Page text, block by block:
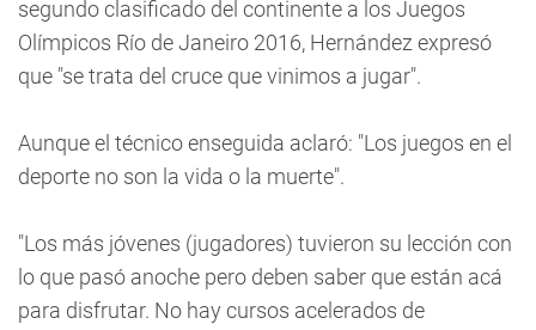
segundo clasificado del continente a los Juegos
Olímpicos Río de Janeiro 2016, Hernández expresó
que "se trata del cruce que vinimos a jugar".
Aunque el técnico enseguida aclaró: "Los juegos en el
deporte no son la vida o la muerte".
"Los más jóvenes (jugadores) tuvieron su lección con
lo que pasó anoche pero deben saber que están acá
para disfrutar. No hay cursos acelerados de